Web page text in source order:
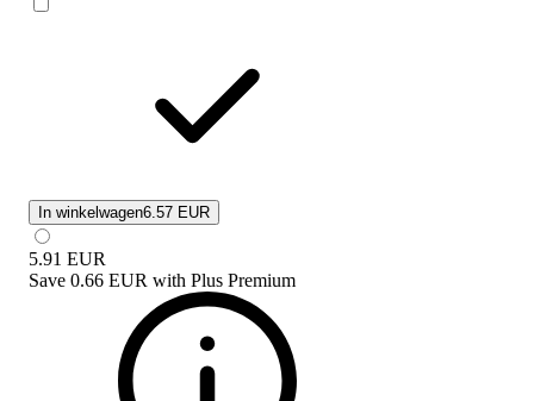
In winkelwagen6.57 EUR
5.91 EUR
Save 0.66 EUR with Plus Premium